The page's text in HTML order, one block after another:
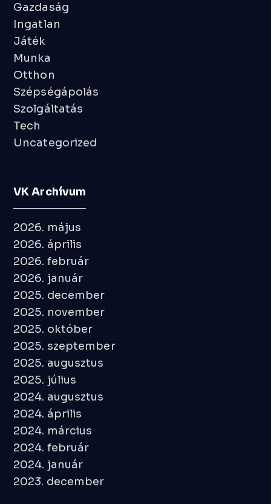
Gazdaság
Ingatlan
Játék
Munka
Otthon
Szépségápolás
Szolgáltatás
Tech
Uncategorized
VK Archívum
2026. május
2026. április
2026. február
2026. január
2025. december
2025. november
2025. október
2025. szeptember
2025. augusztus
2025. július
2024. augusztus
2024. április
2024. március
2024. február
2024. január
2023. december